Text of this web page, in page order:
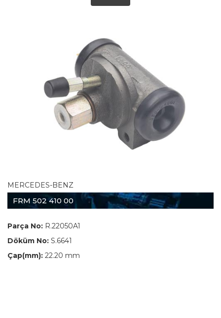
MERCEDES-BENZ
FRM 502 410 00
Parça No: R.22050A1
Döküm No: S.6641
Çap(mm): 22.20 mm